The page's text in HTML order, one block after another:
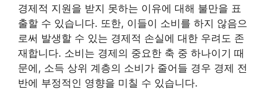
경제적 지원을 받지 못하는 이유에 대해 불만을 표
출할 수 있습니다. 또한, 이들이 소비를 하지 않음으
로써 발생할 수 있는 경제적 손실에 대한 우려도 존
재합니다. 소비는 경제의 중요한 축 중 하나이기 때
문에, 소득 상위 계층의 소비가 줄어들 경우 경제 전
반에 부정적인 영향을 미칠 수 있습니다.